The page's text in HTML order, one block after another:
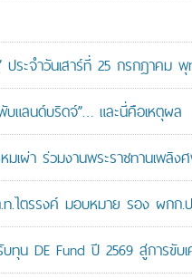
ประจำวันเสาร์ที่ 25 กรกฎาคม
แลนด์บริดจ์”… และนี่คือเหตุผล
เผ่า ร่วมงานพระราชทานเพลิ
.ไตรรงค์ มอบหมาย รอง ผกก.
บทุน DE Fund ปี 2569 สู่การขั